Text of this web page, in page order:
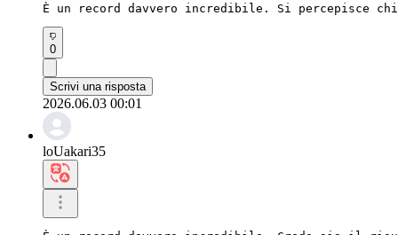
È un record davvero incredibile. Si percepisce
0
Scrivi una risposta
2026.06.03 00:01
loUakari35